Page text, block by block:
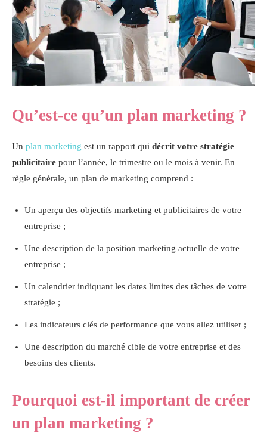
Qu’est-ce qu’un plan marketing ?
Un plan marketing est un rapport qui décrit votre stratégie
publicitaire pour l’année, le trimestre ou le mois à venir. En
règle générale, un plan de marketing comprend :
Un aperçu des objectifs marketing et publicitaires de votre
entreprise ;
Une description de la position marketing actuelle de votre
entreprise ;
Un calendrier indiquant les dates limites des tâches de votre
stratégie ;
Les indicateurs clés de performance que vous allez utiliser ;
Une description du marché cible de votre entreprise et des
besoins des clients.
Pourquoi est-il important de créer
un plan marketing ?